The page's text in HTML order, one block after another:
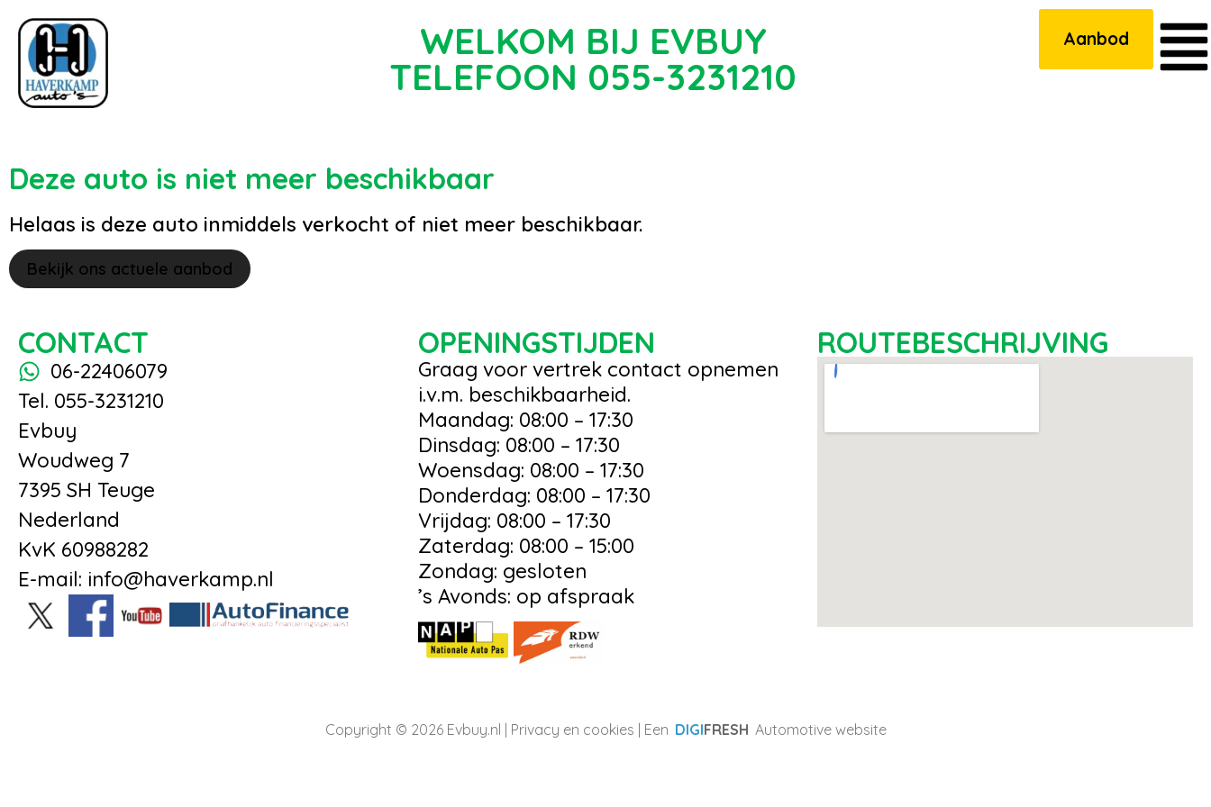
WELKOM BIJ EVBUY
TELEFOON 055-3231210
Aanbod
Deze auto is niet meer beschikbaar
Helaas is deze auto inmiddels verkocht of niet meer beschikbaar.
Bekijk ons actuele aanbod
CONTACT
06-22406079
Tel. 055-3231210
Evbuy
Woudweg 7
7395 SH Teuge
Nederland
KvK 60988282
E-mail: info@haverkamp.nl
OPENINGSTIJDEN
Graag voor vertrek contact opnemen
i.v.m. beschikbaarheid.
Maandag: 08:00 – 17:30
Dinsdag: 08:00 – 17:30
Woensdag: 08:00 – 17:30
Donderdag: 08:00 – 17:30
Vrijdag: 08:00 – 17:30
Zaterdag: 08:00 – 15:00
Zondag: gesloten
’s Avonds: op afspraak
ROUTEBESCHRIJVING
Copyright © 2026 Evbuy.nl | Privacy en cookies | Een DIGIFRESH Automotive website